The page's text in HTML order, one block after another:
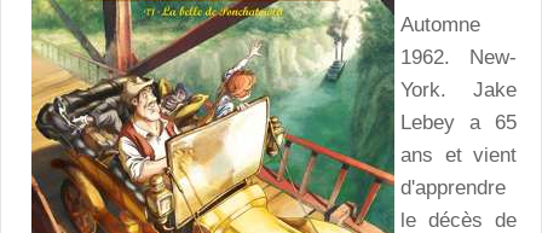
Automne
1962. New-
York. Jake
Lebey a 65
ans et vient
d'apprendre
le décès de